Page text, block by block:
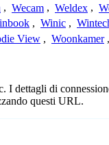
, Wecam , Weldex ,
, Winic ,
View , Woonkamer ,
dettagli di
questi URL.